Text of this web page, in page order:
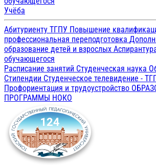
Учёба
Абитуриенту ТГПУ Повышение
профессиональная переподготовка
образование детей и взрослых
обучающегося
Расписание занятий Студенческая наука
Стипендии Студенческое телевидение -
Профориентация и трудоустройство
ПРОГРАММЫ НОКО